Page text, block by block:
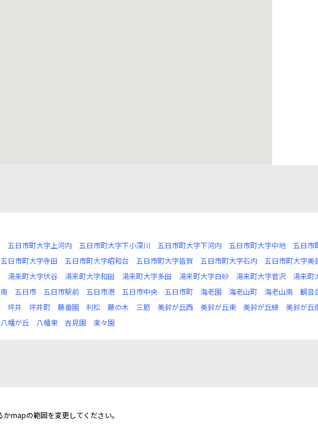
五日市町大字上河内 五日市町大字下小深川 五日市町大字下河内 五日市町大字中地 五日市
五日市町大字寺田 五日市町大字昭和台 五日市町大字皆賀 五日市町大字石内 五日市町大字美
湯来町大字伏谷 湯来町大字和田 湯来町大字多田 湯来町大字白砂 湯来町大字菅沢 湯来町
五日市 五日市駅前 五日市港 五日市中央 五日市町 海老園 海老山町 海老山南 観音
坪井 坪井町 藤垂園 利松 藤の木 三筋 美鈴が丘西 美鈴が丘東 美鈴が丘緑 美鈴が丘
八幡が丘 八幡東 吉見園 楽々園
mapの範囲を変更してください。